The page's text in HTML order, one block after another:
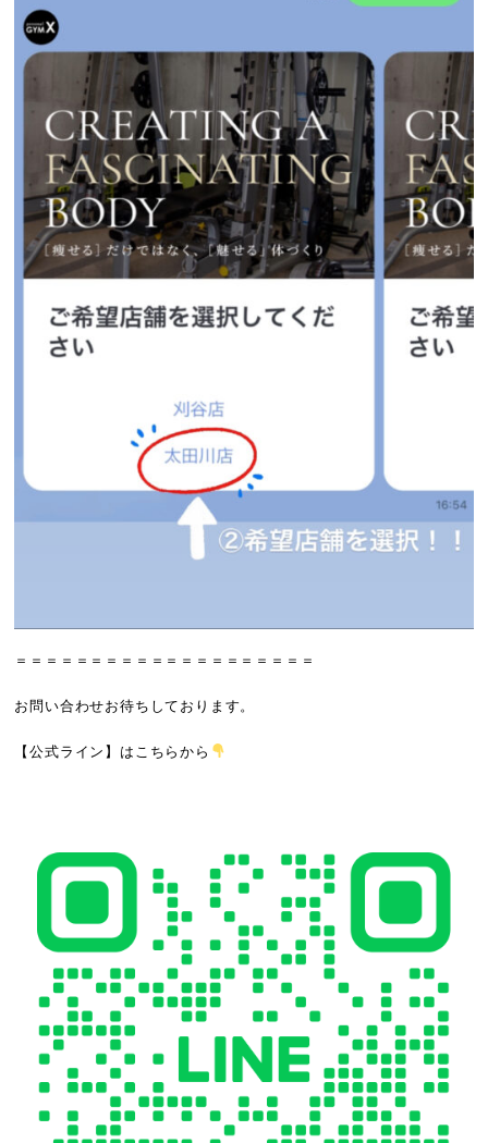
＝＝＝＝＝＝＝＝＝＝＝＝＝＝＝＝＝＝＝＝
お問い合わせお待ちしております。
【公式ライン】 はこちらから